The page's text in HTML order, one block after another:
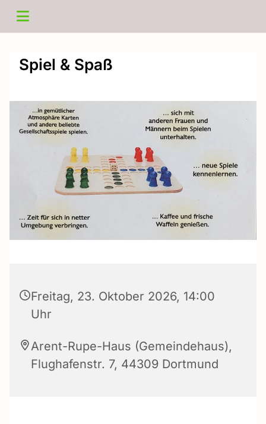
Spiel & Spaß
Freitag, 23. Oktober 2026, 14:00
Uhr
Arent-Rupe-Haus (Gemeindehaus),
Flughafenstr. 7, 44309 Dortmund